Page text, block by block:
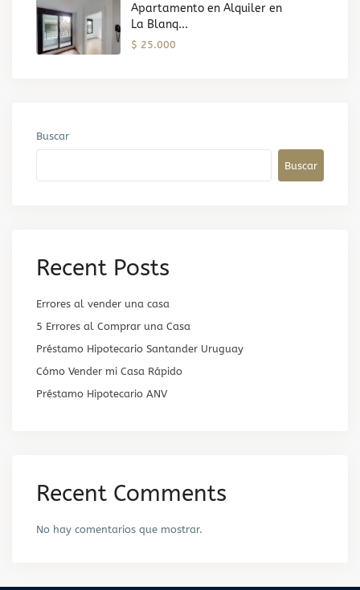
Apartamento en Alquiler en
La Blanq...
$ 25.000
Buscar
Buscar
Recent Posts
Errores al vender una casa
5 Errores al Comprar una Casa
Préstamo Hipotecario Santander Uruguay
Cómo Vender mi Casa Rápido
Préstamo Hipotecario ANV
Recent Comments
No hay comentarios que mostrar.